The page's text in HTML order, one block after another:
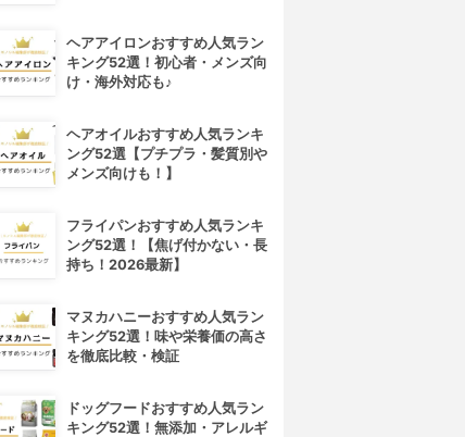
ヘアアイロンおすすめ人気ラン
キング52選！初心者・メンズ向
け・海外対応も♪
ヘアオイルおすすめ人気ランキ
ング52選【プチプラ・髪質別や
メンズ向けも！】
フライパンおすすめ人気ランキ
ング52選！【焦げ付かない・長
持ち！2026最新】
マヌカハニーおすすめ人気ラン
キング52選！味や栄養価の高さ
を徹底比較・検証
ドッグフードおすすめ人気ラン
キング52選！無添加・アレルギ